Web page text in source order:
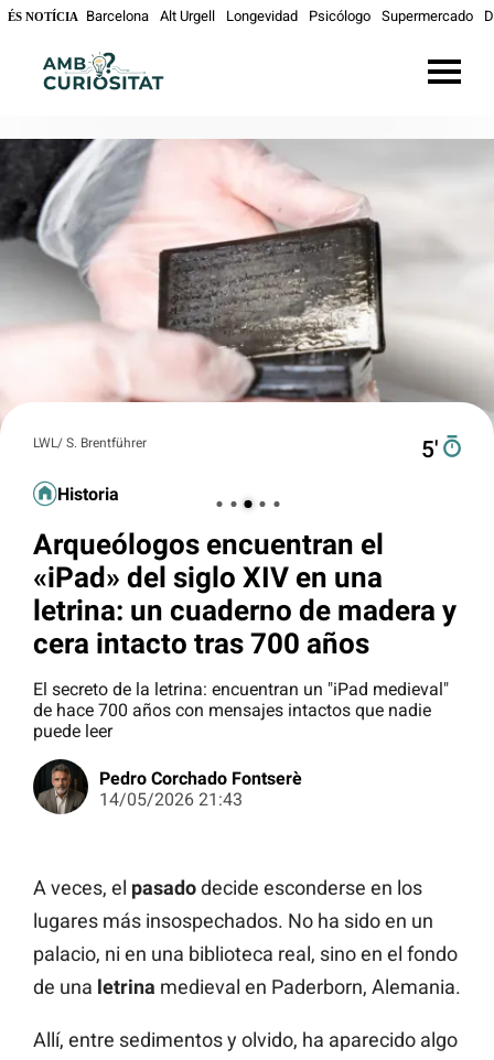
ÉS NOTÍCIA Barcelona Alt Urgell Longevidad Psicólogo Supermercado
LWL/ S. Brentführer 5′
Historia
Arqueólogos encuentran el
«iPad» del siglo XIV en una
letrina: un cuaderno de madera y
cera intacto tras 700 años
El secreto de la letrina: encuentran un "iPad medieval"
de hace 700 años con mensajes intactos que nadie
puede leer
Pedro Corchado Fontserè
14/05/2026 21:43
A veces, el pasadodecide esconderse en los
lugares más insospechados. No ha sido en un
palacio, ni en una biblioteca real, sino en el fondo
de una letrina medieval en Paderborn, Alemania.
Allí, entre sedimentos y olvido, ha aparecido algo